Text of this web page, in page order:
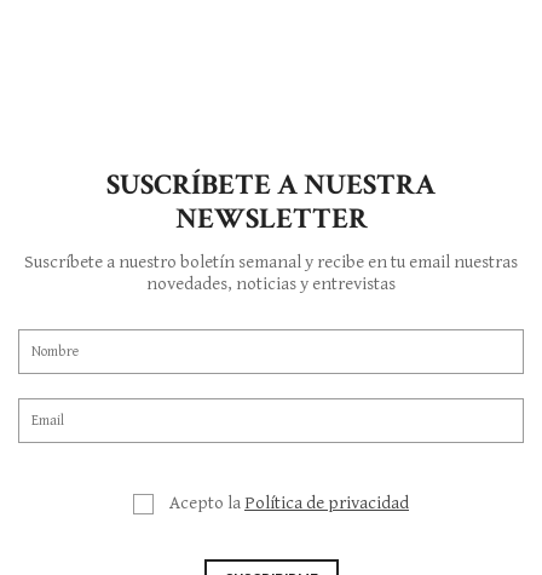
SUSCRÍBETE A NUESTRA
NEWSLETTER
Suscríbete a nuestro boletín semanal y recibe en tu email nuestras
novedades, noticias y entrevistas
Acepto la Política de privacidad